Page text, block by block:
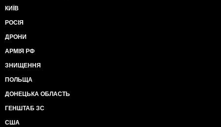
КИЇВ
РОСІЯ
ДРОНИ
АРМІЯ РФ
ЗНИЩЕННЯ
ПОЛЬЩА
ДОНЕЦЬКА ОБЛАСТЬ
ГЕНШТАБ ЗС
США